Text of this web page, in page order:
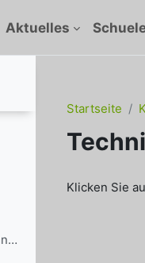
Aktuelles
Lehrplan Technisches Zeichnen Metall
Startseite
Klicken Sie